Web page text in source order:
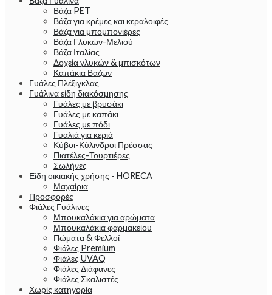
Βάζα PET
Βάζα για κρέμες και κεραλοιφές
Βάζα για μπομπονιέρες
Βάζα Γλυκών-Μελιού
Βάζα Ιταλίας
Δοχεία γλυκών & μπισκότων
Καπάκια Βαζών
Γυάλες Πλέξιγκλας
Γυάλινα είδη διακόσμησης
Γυάλες με βρυσάκι
Γυάλες με καπάκι
Γυάλες με πόδι
Γυαλιά για κεριά
Κύβοι-Κύλινδροι Πρέσσας
Πιατέλες-Τουρτιέρες
Σωλήνες
Είδη οικιακής χρήσης - HORECA
Μαχαίρια
Προσφορές
Φιάλες Γυάλινες
Μπουκαλάκια για αρώματα
Μπουκαλάκια φαρμακείου
Πώματα & Φελλοί
Φιάλες Premium
Φιάλες UVAQ
Φιάλες Διάφανες
Φιάλες Σκαλιστές
Χωρίς κατηγορία